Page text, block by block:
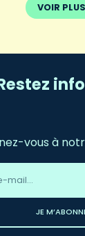
VOIR PLUS
vous à
JE